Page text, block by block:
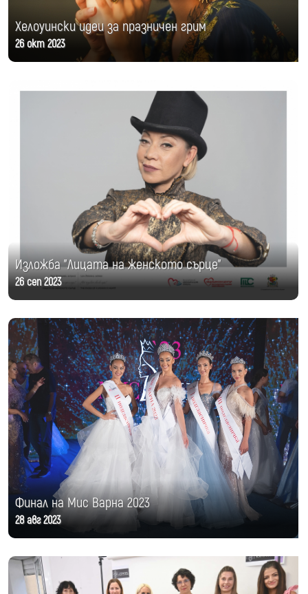
Хелоуински идеи за празничен грим
26 окт 2023
Изложба "Лицата на женското сърце"
26 сеп 2023
Финал на Мис Варна 2023
28 авг 2023